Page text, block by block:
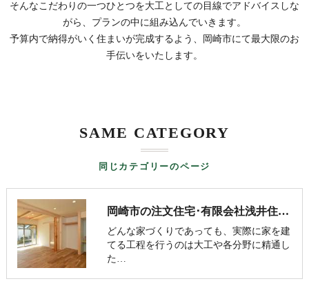
そんなこだわりの一つひとつを大工としての目線でアドバイスしな
がら、プランの中に組み込んでいきます。
予算内で納得がいく住まいが完成するよう、岡崎市にて最大限のお
手伝いをいたします。
同じカテゴリーのページ
SAME CATEGORY
岡崎市の注文住宅･有限会社浅井住宅の口コミ情報
どんな家づくりであっても、実際に家を建
てる工程を行うのは大工や各分野に精通し
た…